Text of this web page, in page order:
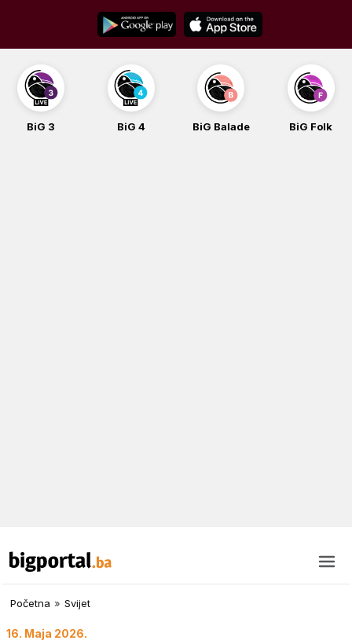
content
BiG 4 BiG Balade BiG Folk BiG iG
Početna » Svijet
16. Maja 2026.